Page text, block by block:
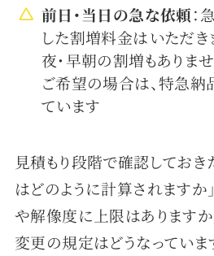
前日・当日の急な依頼：
した割増料金はいただき
夜・早朝の割増もありま
ご希望の場合は、特急納
ています
見積もり段階で確認しておき
はどのように計算されますか
や解像度に上限はありますか
変更の規定はどうなっていま